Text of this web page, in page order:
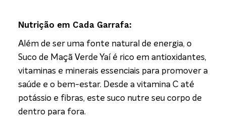
Nutrição em Cada Garrafa:
Além de ser uma fonte natural de energia, o
Suco de Maçã Verde Yaí é rico em antioxidantes,
vitaminas e minerais essenciais para promover a
saúde e o bem-estar. Desde a vitamina C até
potássio e fibras, este suco nutre seu corpo de
dentro para fora.